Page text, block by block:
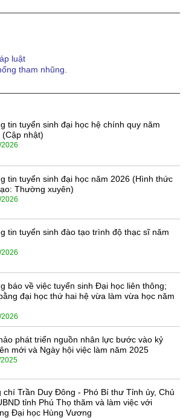
luật
tham nhũng.
tin tuyển sinh đại học hệ chính quy năm
(Cập nhật)
tin tuyển sinh đại học năm 2026 (Hình thức
Thường xuyên)
tin tuyển sinh đào tạo trình độ thạc sĩ năm
báo về việc tuyển sinh Đại học liên thông;
đại học thứ hai hệ vừa làm vừa học năm
phát triển nguồn nhân lực bước vào kỷ
mới và Ngày hội việc làm năm 2025
chí Trần Duy Đông - Phó Bí thư Tỉnh ủy, Chủ
tỉnh Phú Thọ thăm và làm việc với
Đại học Hùng Vương